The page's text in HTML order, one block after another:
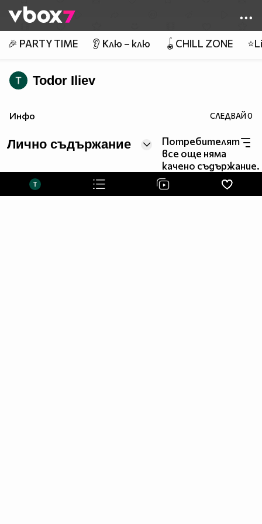
👾
🎉 PARTY TIME 👂 Клю – клю 🪀CHILL ZONE
Todor Iliev
Инфо СЛЕДВАЙ0
Лично съдържание
Потребителят
все още няма
качено съдържание.